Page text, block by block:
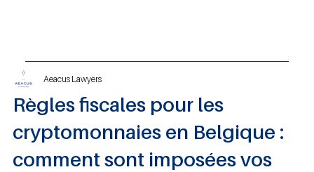
Règles fiscales pour les
cryptomonnaies en Belgique :
comment sont imposées vos
Aeacus Lawyers